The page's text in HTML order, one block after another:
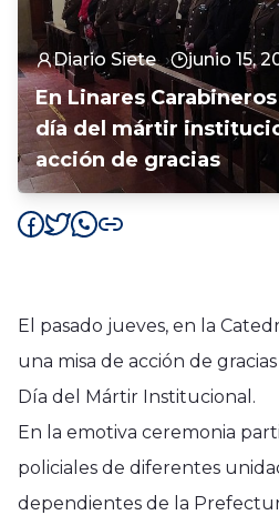
Diario Siete junio 15,
En Linares
día del mártir
acción de gracias
El pasado jueves, en la
una misa de acción de
Día del Mártir Institucional.
En la emotiva ceremonia
policiales de diferentes
dependientes de la